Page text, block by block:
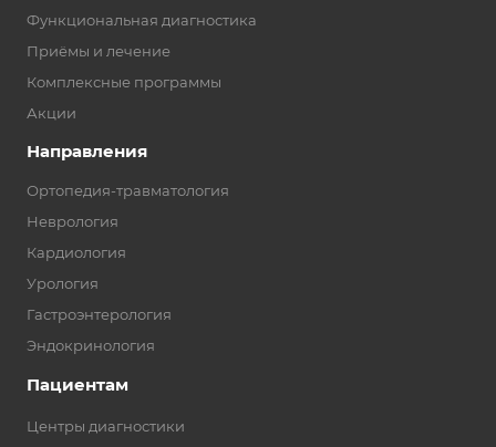
Функциональная диагностика
Приёмы и лечение
Комплексные программы
Акции
Направления
Ортопедия-травматология
Неврология
Кардиология
Урология
Гастроэнтерология
Эндокринология
Пациентам
Центры диагностики